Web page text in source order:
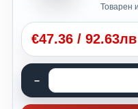
Товарен
€47.36 / 92.63лв